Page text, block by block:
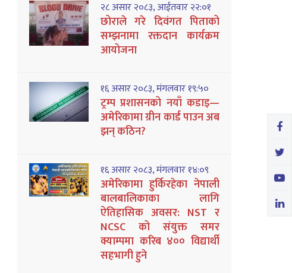
२८ असार २०८३, आईतवार २२:०१
छोराले गरे दिवंगत पिताको
सम्झनामा रक्तदान कार्यक्रम
आयोजना
१६ असार २०८३, मंगलवार १९:५०
ट्रम्प प्रशासनको नयाँ कडाइ—
अमेरिकामा ग्रीन कार्ड पाउन अब
झन् कठिन?
१६ असार २०८३, मंगलवार १४:०९
अमेरिकामा हुर्किरहेका नेपाली
बालबालिकाका लागि
ऐतिहासिक अवसर: NST र
NCSC को संयुक्त समर
क्याम्पमा करिब ४०० विद्यार्थी
सहभागी हुने